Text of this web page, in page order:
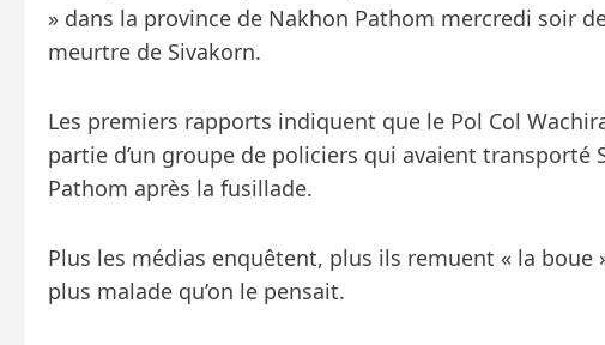
» dans la province de Nakhon Pathom mercredi soir
meurtre de Sivakorn.
Les premiers rapports indiquent que le Pol Col
partie d’un groupe de policiers qui avaient transporté
Pathom après la fusillade.
Plus les médias enquêtent, plus ils remuent « la
plus malade qu’on le pensait.